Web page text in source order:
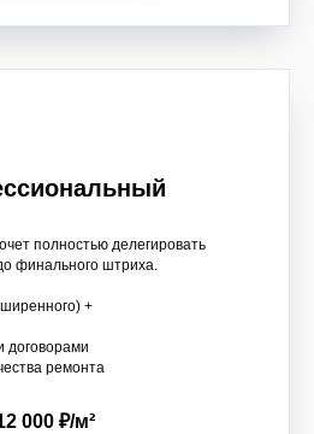
полностью делегировать
финального штриха.
+
договорами
ремонта
000 ₽/м²